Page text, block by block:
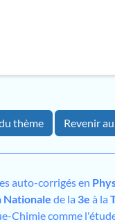
thème Revenir
auto-corrigés en
Nationale de la 3e à la
Chimie comme